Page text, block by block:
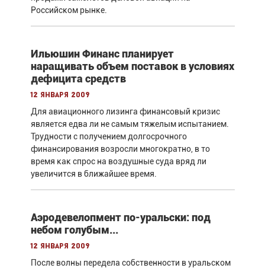
Российском рынке.
Ильюшин Финанс планирует
наращивать объем поставок в условиях
дефицита средств
12 января 2009
Для авиационного лизинга финансовый кризис
является едва ли не самым тяжелым испытанием.
Трудности с получением долгосрочного
финансирования возросли многократно, в то
время как спрос на воздушные суда вряд ли
увеличится в ближайшее время.
Аэродевелопмент по-уральски: под
небом голубым...
12 января 2009
После волны передела собственности в уральском